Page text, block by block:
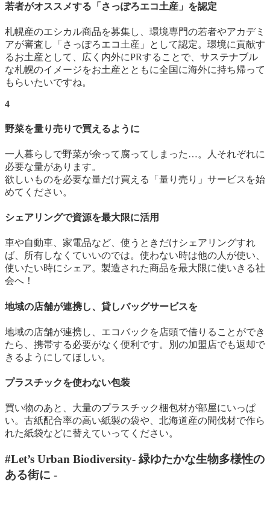
若者がオススメする「さっぽろエコ土産」を認定
札幌産のエシカル商品を募集し、環境専門の若者やアカデミ
アが審査し「さっぽろエコ土産」として認定。環境に貢献す
るお土産として、広く内外にPRすることで、サステナブル
な札幌のイメージをお土産とともに全国に海外に持ち帰って
もらいたいですね。
4
野菜を量り売りで買えるように
一人暮らしで野菜が余って腐ってしまった…。人それぞれに
必要な量があります。
欲しいものを必要な量だけ買える「量り売り」サービスを始
めてください。
シェアリングで資源を最大限に活用
車や自動車、家電品など、使うときだけシェアリングすれ
ば、所有しなくていいのでは。使わない時は他の人が使い、
使いたい時にシェア。製造された商品を最大限に使いきる社
会へ！
地域の店舗が連携し、貸しバッグサービスを
地域の店舗が連携し、エコバックを店頭で借りることができ
たら、携帯する必要がなく便利です。別の加盟店でも返却で
きるようにしてほしい。
プラスチックを使わない包装
買い物のあと、大量のプラスチック梱包材が部屋にいっぱ
い。古紙配合率の高い紙製の袋や、北海道産の間伐材で作ら
れた紙袋などに替えていってください。
#Let’s Urban Biodiversity- 緑ゆたかな生物多様性の
ある街に -